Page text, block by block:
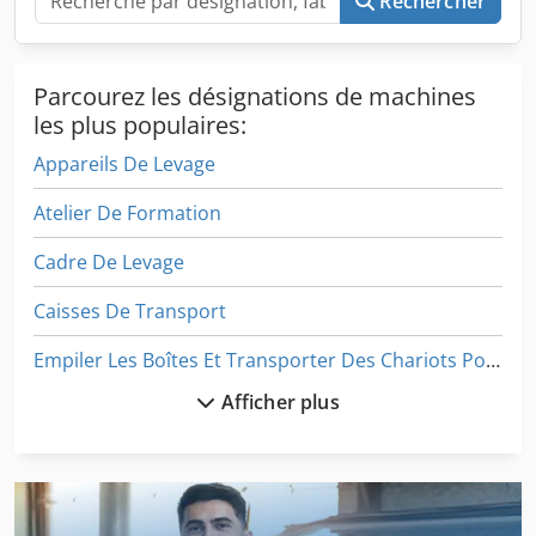
Parcourez les désignations de machines
les plus populaires:
Appareils De Levage
Atelier De Formation
Cadre De Levage
Caisses De Transport
Empiler Les Boîtes Et Transporter Des Chariots Pour Meubles
Formant La Machine
Machine De Conditionnement
Afficher plus